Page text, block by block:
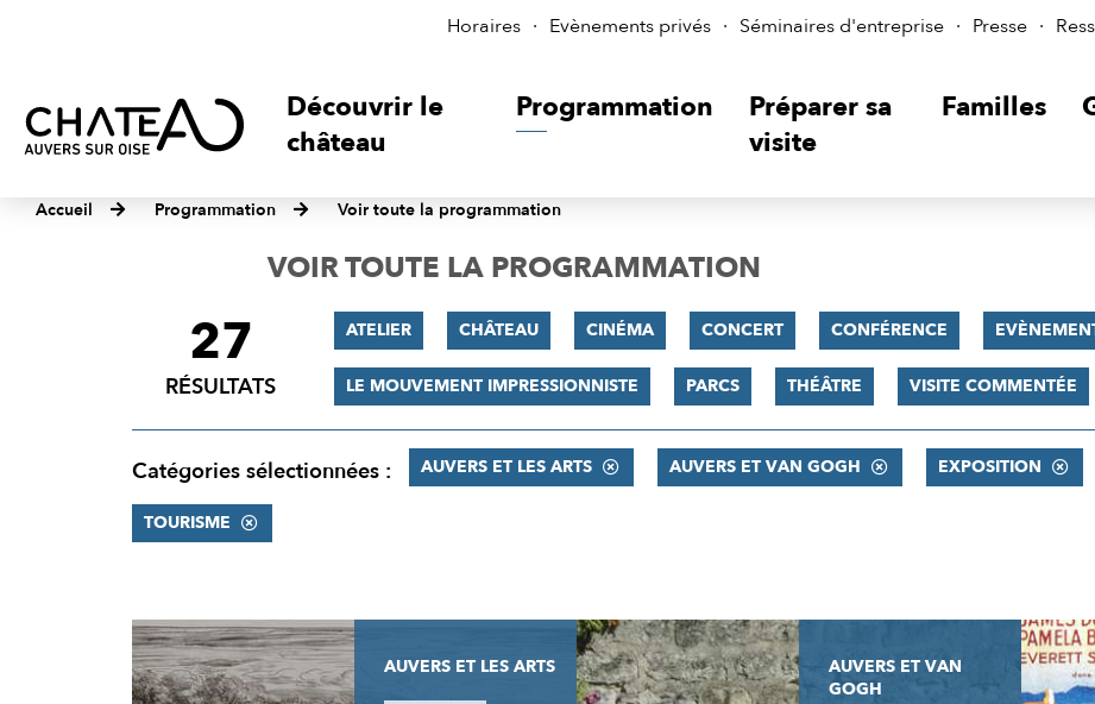
Horaires Evènements privés Séminaires d'entreprise Presse
Découvrir le
château
Programmation
Préparer sa
visite
Familles
Accueil Programmation Voir toute la programmation
VOIR TOUTE LA PROGRAMMATION
FILTRER
RÉSULTATS
27
RÉSULTATS
ATELIER CHÂTEAU CINÉMA CONCERT CONFÉRENCE
LE MOUVEMENT IMPRESSIONNISTE PARCS THÉÂTRE VISITE COMMENTÉE
Catégories sélectionnées : AUVERS ET LES ARTS AUVERS ET VAN GOGH EXPOSITION
TOURISME
RÉSULTATS
AUVERS ET LES ARTS
AUVERS ET VAN
GOGH